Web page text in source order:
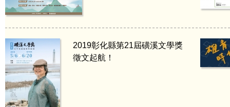
2019彰化縣第21屆磺溪文學獎
徵文起航！